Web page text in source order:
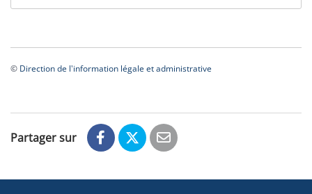
© Direction de l'information légale et administrative
Partager sur